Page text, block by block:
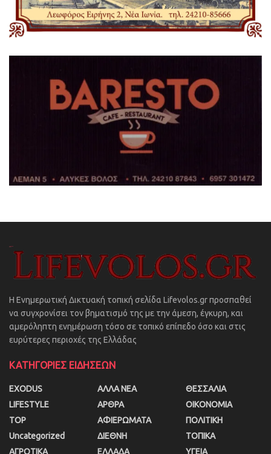
Η Ενημερωτική Δικτυακή τοπική σελίδα Lifevolos.gr προσπαθεί
να συγχρονίσει τον βηματισμό της με την άμεση, έγκυρη, και
αμερόληπτη ενημέρωση τόσο σε τοπικό επίπεδο όσο και στις
ευρύτερες περιοχές της Ελλάδας
ΚΑΤΗΓΟΡΙΕΣ ΕΙΔΗΣΕΩΝ
EXODUS
LIFESTYLE
TOP
Uncategorized
ΑΓΡΟΤΙΚΑ
ΑΛΛΑ ΝΕΑ
ΑΡΘΡΑ
ΑΦΙΕΡΩΜΑΤΑ
ΔΙΕΘΝΗ
ΕΛΛΑΔΑ
ΘΕΣΣΑΛΙΑ
ΟΙΚΟΝΟΜΙΑ
ΠΟΛΙΤΙΚΗ
ΤΟΠΙΚΑ
ΥΓΕΙΑ